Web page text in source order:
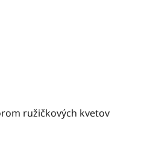
ružičkových kvetov